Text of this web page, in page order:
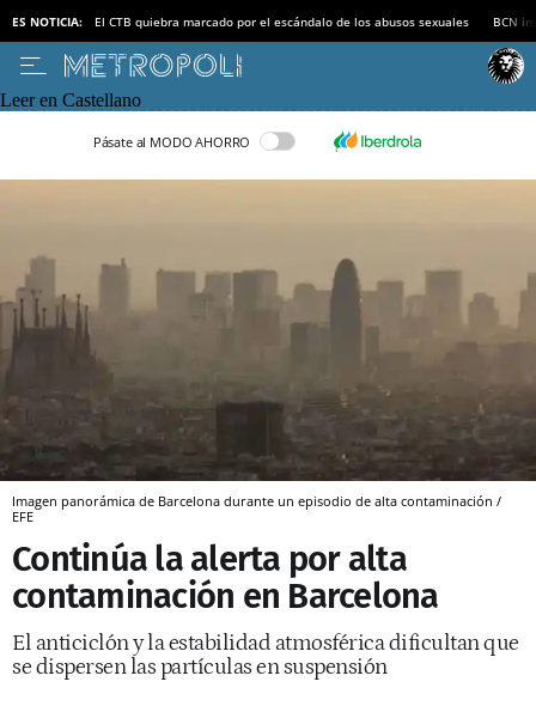
ES NOTICIA: El CTB quiebra marcado por el escándalo de los abusos sexuales BCN
Leer en Castellano
Pásate al MODO AHORRO
Imagen panorámica de Barcelona durante un episodio de alta contaminación /
EFE
Continúa la alerta por alta
contaminación en Barcelona
El anticiclón y la estabilidad atmosférica dificultan que
se dispersen las partículas en suspensión